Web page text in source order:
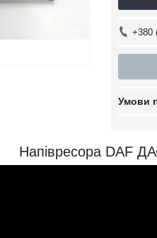
+380
Напівресора DAF